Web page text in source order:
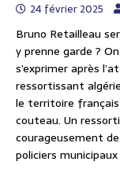
24 février 2025
Bruno Retailleau
y prenne garde ?
s’exprimer après
ressortissant
le territoire
couteau. Un
courageusement
policiers